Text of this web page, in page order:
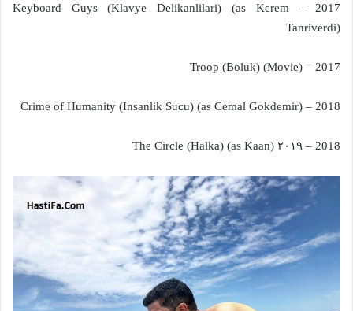
2017 – Keyboard Guys (Klavye Delikanlilari) (as Kerem
Tanriverdi)
2017 – Troop (Boluk) (Movie)
2018 – Crime of Humanity (Insanlik Sucu) (as Cemal Gokdemir)
2018 – ۲۰۱۹ The Circle (Halka) (as Kaan)